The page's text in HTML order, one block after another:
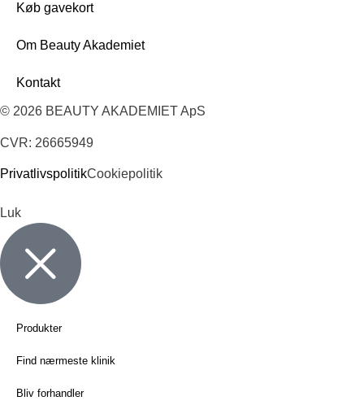
Køb gavekort
Om Beauty Akademiet
Kontakt
© 2026 BEAUTY AKADEMIET ApS
CVR: 26665949
PrivatlivspolitikCookiepolitik
Luk
Produkter
Find nærmeste klinik
Bliv forhandler